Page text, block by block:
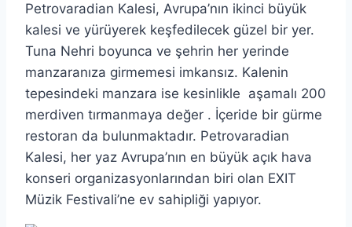
Petrovaradian Kalesi, Avrupa’nın ikinci büyük
kalesi ve yürüyerek keşfedilecek güzel bir yer.
Tuna Nehri boyunca ve şehrin her yerinde
manzaranıza girmemesi imkansız. Kalenin
tepesindeki manzara ise kesinlikle aşamalı 200
merdiven tırmanmaya değer . İçeride bir gürme
restoran da bulunmaktadır. Petrovaradian
Kalesi, her yaz Avrupa’nın en büyük açık hava
konseri organizasyonlarından biri olan EXIT
Müzik Festivali’ne ev sahipliği yapıyor.